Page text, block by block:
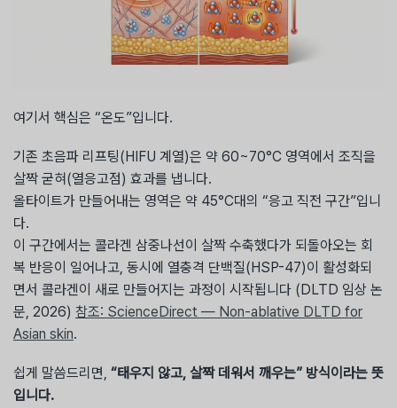
여기서 핵심은 “온도”입니다.
기존 초음파 리프팅(HIFU 계열)은 약 60~70°C 영역에서 조직을
살짝 굳혀(열응고점) 효과를 냅니다.
올타이트가 만들어내는 영역은 약 45°C대의 “응고 직전 구간”입니
다.
이 구간에서는 콜라겐 삼중나선이 살짝 수축했다가 되돌아오는 회
복 반응이 일어나고, 동시에 열충격 단백질(HSP-47)이 활성화되
면서 콜라겐이 새로 만들어지는 과정이 시작됩니다 (DLTD 임상 논
문, 2026) 참조: ScienceDirect — Non-ablative DLTD for
Asian skin.
쉽게 말씀드리면, “태우지 않고, 살짝 데워서 깨우는” 방식이라는 뜻
입니다.